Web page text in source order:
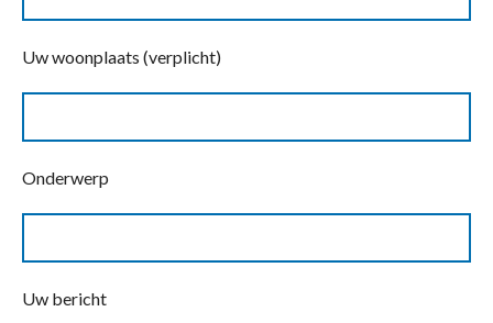
Uw woonplaats (verplicht)
Onderwerp
Uw bericht